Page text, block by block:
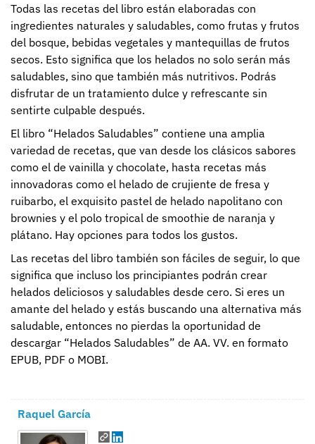
Todas las recetas del libro están elaboradas con
ingredientes naturales y saludables, como frutas y frutos
del bosque, bebidas vegetales y mantequillas de frutos
secos. Esto significa que los helados no solo serán más
saludables, sino que también más nutritivos. Podrás
disfrutar de un tratamiento dulce y refrescante sin
sentirte culpable después.
El libro “Helados Saludables” contiene una amplia
variedad de recetas, que van desde los clásicos sabores
como el de vainilla y chocolate, hasta recetas más
innovadoras como el helado de crujiente de fresa y
ruibarbo, el exquisito pastel de helado napolitano con
brownies y el polo tropical de smoothie de naranja y
plátano. Hay opciones para todos los gustos.
Las recetas del libro también son fáciles de seguir, lo que
significa que incluso los principiantes podrán crear
helados deliciosos y saludables desde cero. Si eres un
amante del helado y estás buscando una alternativa más
saludable, entonces no pierdas la oportunidad de
descargar “Helados Saludables” de AA. VV. en formato
EPUB, PDF o MOBI.
Raquel García